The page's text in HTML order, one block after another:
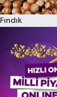
Fındık